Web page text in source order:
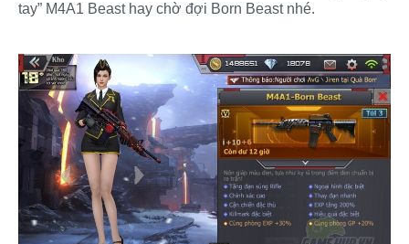
tay” M4A1 Beast hay chờ đợi Born Beast nhé.